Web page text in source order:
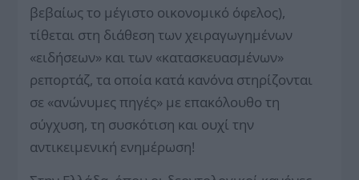
βεβαίως το μέγιστο οικονομικό όφελος),
τίθεται στη διάθεση των χειραγωγημένων
«ειδήσεων» και των «κατασκευασμένων»
ρεπορτάζ, τα οποία κατά κανόνα στηρίζονται
σε «ανώνυμες πηγές» με επακόλουθο τη
σύγχυση, τη συσκότιση και ουχί την
αντικειμενική ενημέρωση!